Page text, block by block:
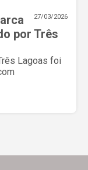
27/03/2026
por Três
Lagoas foi